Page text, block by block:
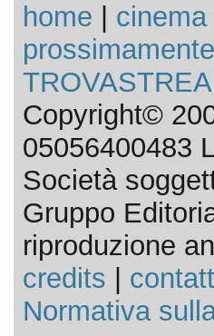
home cinema|
prossimamente
Copyright©
05056400483
Società
Gruppo
riproduzione
credits
Normativa